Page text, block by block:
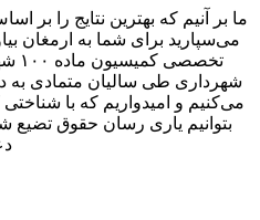
ما بر آنیم که بهترین نتایج را بر
می‌سپارید برای شما به ارمغان
شهرداری طی سالیان متمادی به
می‌کنیم و امیدواریم که با
بتوانیم یاری رسان حقوق